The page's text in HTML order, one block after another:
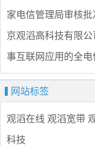
家电信管理局审核批
京观滔高科技有限
事互联网应用的全电
网站标签
观滔在线 观滔宽带
科技